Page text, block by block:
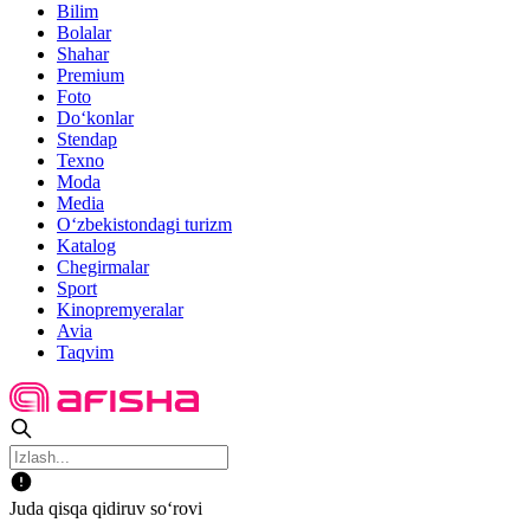
Bilim
Bolalar
Shahar
Premium
Foto
Do‘konlar
Stendap
Texno
Moda
Media
O‘zbekistondagi turizm
Katalog
Chegirmalar
Sport
Kinopremyeralar
Avia
Taqvim
Juda qisqa qidiruv so‘rovi